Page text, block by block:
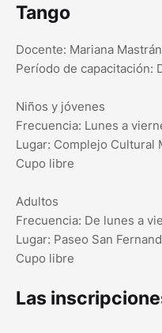
Tango
Docente: Mariana
Período de capacitación:
Niños y jóvenes
Frecuencia: Lunes a
Lugar: Complejo Cultural
Cupo libre
Adultos
Frecuencia: De lunes a
Lugar: Paseo San
Cupo libre
Las